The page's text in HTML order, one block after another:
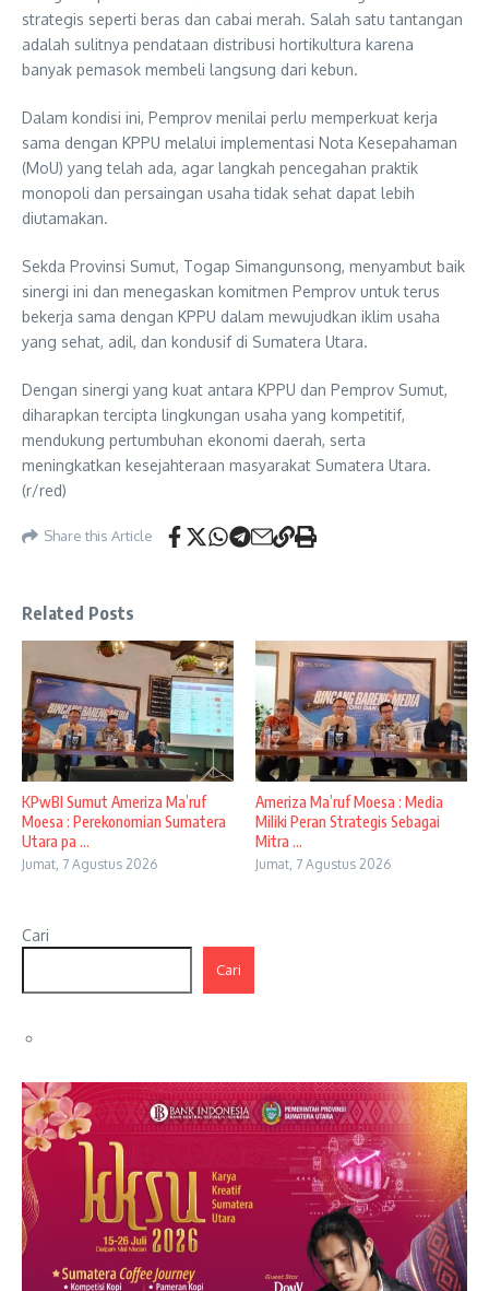
strategis seperti beras dan cabai merah. Salah satu tantangan
adalah sulitnya pendataan distribusi hortikultura karena
banyak pemasok membeli langsung dari kebun.
Dalam kondisi ini, Pemprov menilai perlu memperkuat kerja
sama dengan KPPU melalui implementasi Nota Kesepahaman
(MoU) yang telah ada, agar langkah pencegahan praktik
monopoli dan persaingan usaha tidak sehat dapat lebih
diutamakan.
Sekda Provinsi Sumut, Togap Simangunsong, menyambut baik
sinergi ini dan menegaskan komitmen Pemprov untuk terus
bekerja sama dengan KPPU dalam mewujudkan iklim usaha
yang sehat, adil, dan kondusif di Sumatera Utara.
Dengan sinergi yang kuat antara KPPU dan Pemprov Sumut,
diharapkan tercipta lingkungan usaha yang kompetitif,
mendukung pertumbuhan ekonomi daerah, serta
meningkatkan kesejahteraan masyarakat Sumatera Utara.
(r/red)
Share this Article
Related Posts
KPwBI Sumut Ameriza Ma’ruf
Moesa : Perekonomian Sumatera
Utara pa ...
Jumat, 7 Agustus 2026
Ameriza Ma’ruf Moesa : Media
Miliki Peran Strategis Sebagai
Mitra ...
Jumat, 7 Agustus 2026
Cari
Cari